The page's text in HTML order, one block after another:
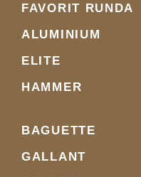
FAVORIT RUNDA
ALUMINIUM
ELITE
HAMMER
BAGUETTE
GALLANT